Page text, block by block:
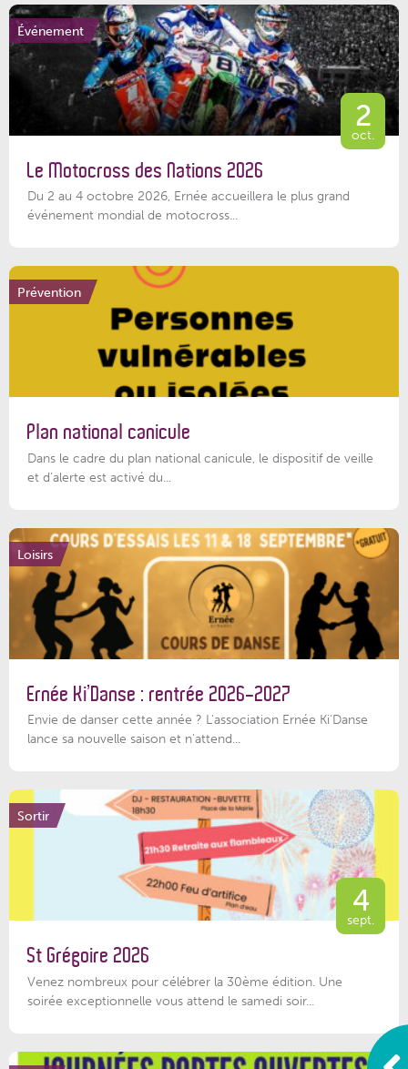
Événement
2
oct.
Le Motocross des Nations 2026
Du 2 au 4 octobre 2026, Ernée accueillera le plus grand
événement mondial de motocross...
Prévention
Plan national canicule
Dans le cadre du plan national canicule, le dispositif de veille
et d’alerte est activé du...
Loisirs
Ernée Ki’Danse : rentrée 2026-2027
Envie de danser cette année ? L'association Ernée Ki'Danse
lance sa nouvelle saison et n'attend...
Sortir
4
sept.
St Grégoire 2026
Venez nombreux pour célébrer la 30ème édition. Une
soirée exceptionnelle vous attend le samedi soir...